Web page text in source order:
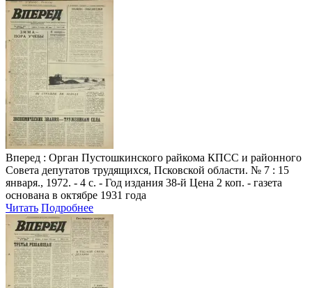
Вперед : Орган Пустошкинского райкома КПСС и районного
Совета депутатов трудящихся, Псковской области. № 7 : 15
января., 1972. - 4 с. - Год издания 38-й Цена 2 коп. - газета
основана в октябре 1931 года
Читать Подробнее